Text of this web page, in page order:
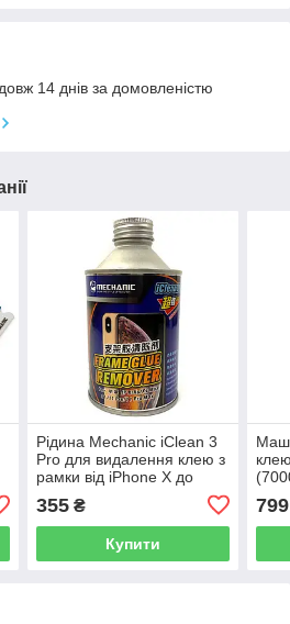
14 днів за домовленістю
Рідина Mechanic iClean 3
Pro для видалення клею з
рамки від iPhone X до
iPhone 11 Pro Max, 300 мл
355₴
Купити
799